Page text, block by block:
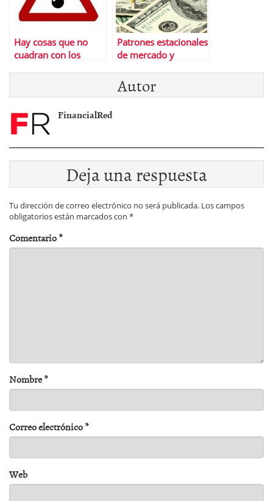
Hay cosas que no
cuadran con los
Patrones estacionales
de mercado y
2013
Autor
FinancialRed
Deja una respuesta
Tu dirección de correo electrónico no será publicada. Los campos
obligatorios están marcados con *
Comentario*
Nombre*
Correo electrónico*
Web